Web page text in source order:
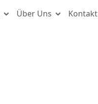
Über Uns Kontakt